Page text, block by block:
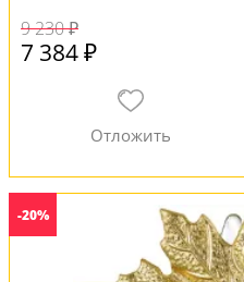
9 230 ₽
7 384 ₽
-20%